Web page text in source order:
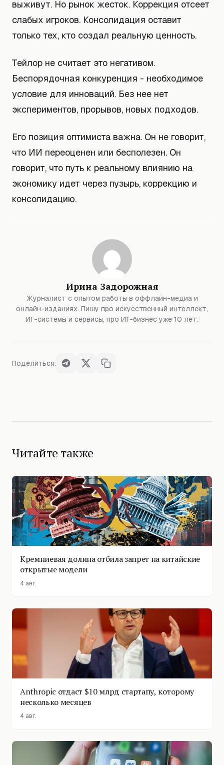
выживут. Но рынок жесток. Коррекция отсеет
слабых игроков. Консолидация оставит
только тех, кто создал реальную ценность.
Тейлор не считает это негативом.
Беспорядочная конкуренция - необходимое
условие для инноваций. Без нее нет
экспериментов, прорывов, новых подходов.
Его позиция оптимиста важна. Он не говорит,
что ИИ переоценен или бесполезен. Он
говорит, что путь к реальному влиянию на
экономику идет через пузырь, коррекцию и
консолидацию.
Ирина Задорожная
Журналист с опытом работы в оффлайн-медиа и
онлайн-изданиях. Пишу про искусственный интеллект,
ИТ-системы и сервисы, про ИТ-бизнес уже 10 лет.
Поделиться:
Читайте также
Кремниевая долина отбила запрет на китайские
открытые модели
4 авг.
Anthropic отдаст $10 млрд стартапу, которому
несколько месяцев
4 авг.